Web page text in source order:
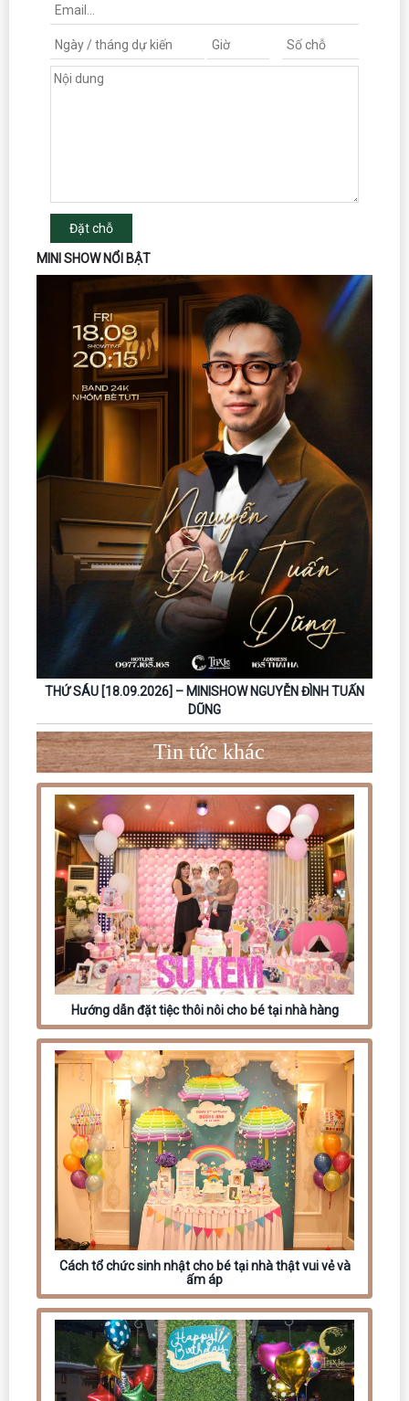
Đặt chỗ
MINI SHOW NỔI BẬT
THỨ SÁU [18.09.2026] – MINISHOW NGUYỄN ĐÌNH TUẤN
DŨNG
Tin tức khác
Hướng dẫn đặt tiệc thôi nôi cho bé tại nhà hàng
Cách tổ chức sinh nhật cho bé tại nhà thật vui vẻ và
ấm áp